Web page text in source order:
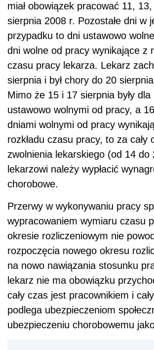
miał obowiązek pracować 11,
sierpnia 2008 r. Pozostałe dni w
przypadku to dni ustawowo
dni wolne od pracy wynikające z
czasu pracy lekarza. Lekarz
sierpnia i był chory do 20
Mimo że 15 i 17 sierpnia były
ustawowo wolnymi od pracy, a
dniami wolnymi od pracy
rozkładu czasu pracy, to za cały
zwolnienia lekarskiego (od 14 do
lekarzowi należy wypłacić
chorobowe.
Przerwy w wykonywaniu pracy
wypracowaniem wymiaru czasu
okresie rozliczeniowym nie
rozpoczęcia nowego okresu
na nowo nawiązania stosunku
lekarz nie ma obowiązku
cały czas jest pracownikiem i
podlega ubezpieczeniom
ubezpieczeniu chorobowemu